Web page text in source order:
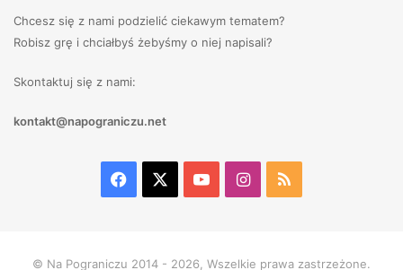
Chcesz się z nami podzielić ciekawym tematem?
Robisz grę i chciałbyś żebyśmy o niej napisali?
Skontaktuj się z nami:
kontakt@napograniczu.net
Facebook YouTubeInstagram
© Na Pograniczu 2014 - 2026, Wszelkie prawa zastrzeżone.